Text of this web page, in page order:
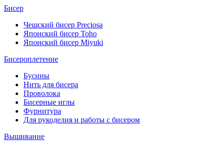
Бисер
Чешский бисер Preciosa
Японский бисер Toho
Японский бисер Miyuki
Бисероплетение
Бусины
Нить для бисера
Проволока
Бисерные иглы
Фурнитура
Для рукоделия и работы с бисером
Вышивание